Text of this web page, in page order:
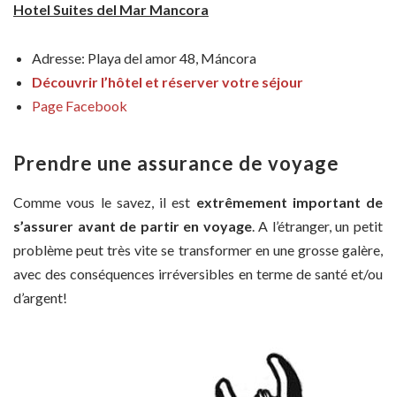
Hotel Suites del Mar Mancora
Adresse: Playa del amor 48, Máncora
Découvrir l’hôtel et réserver votre séjour
Page Facebook
Prendre une assurance de voyage
Comme vous le savez, il est extrêmement important de
s’assurer avant de partir en voyage. A l’étranger, un petit
problème peut très vite se transformer en une grosse galère,
avec des conséquences irréversibles en terme de santé et/ou
d’argent!